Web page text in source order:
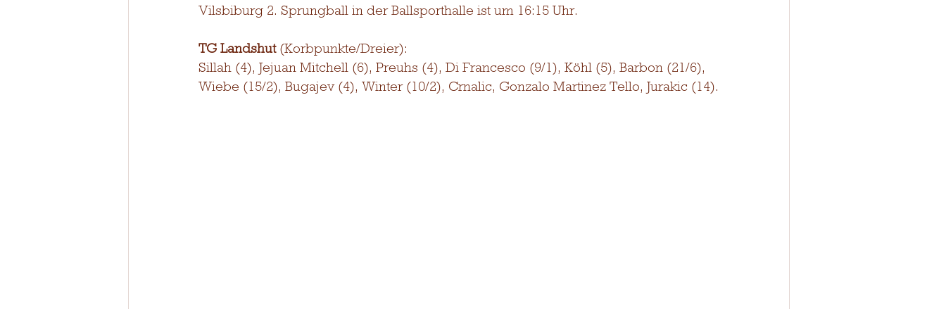
Vilsbiburg 2. Sprungball in der Ballsporthalle ist um 16:15 Uhr.
TG Landshut (Korbpunkte/Dreier):
Sillah (4), Jejuan Mitchell (6), Preuhs (4), Di Francesco (9/1), Köhl (5), Barbon (21/6),
Wiebe (15/2), Bugajev (4), Winter (10/2), Crnalic, Gonzalo Martinez Tello, Jurakic (14).